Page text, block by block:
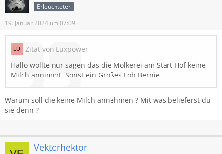
Erleuchteter
19. Januar 2024 um 07:09
Zitat von Luxpower
Hallo wollte nur sagen das die Molkerei am Start Hof keine
Milch annimmt. Sonst ein Großes Lob Bernie.
Warum soll die keine Milch annehmen ? Mit was belieferst du
sie denn ?
Vektorhektor